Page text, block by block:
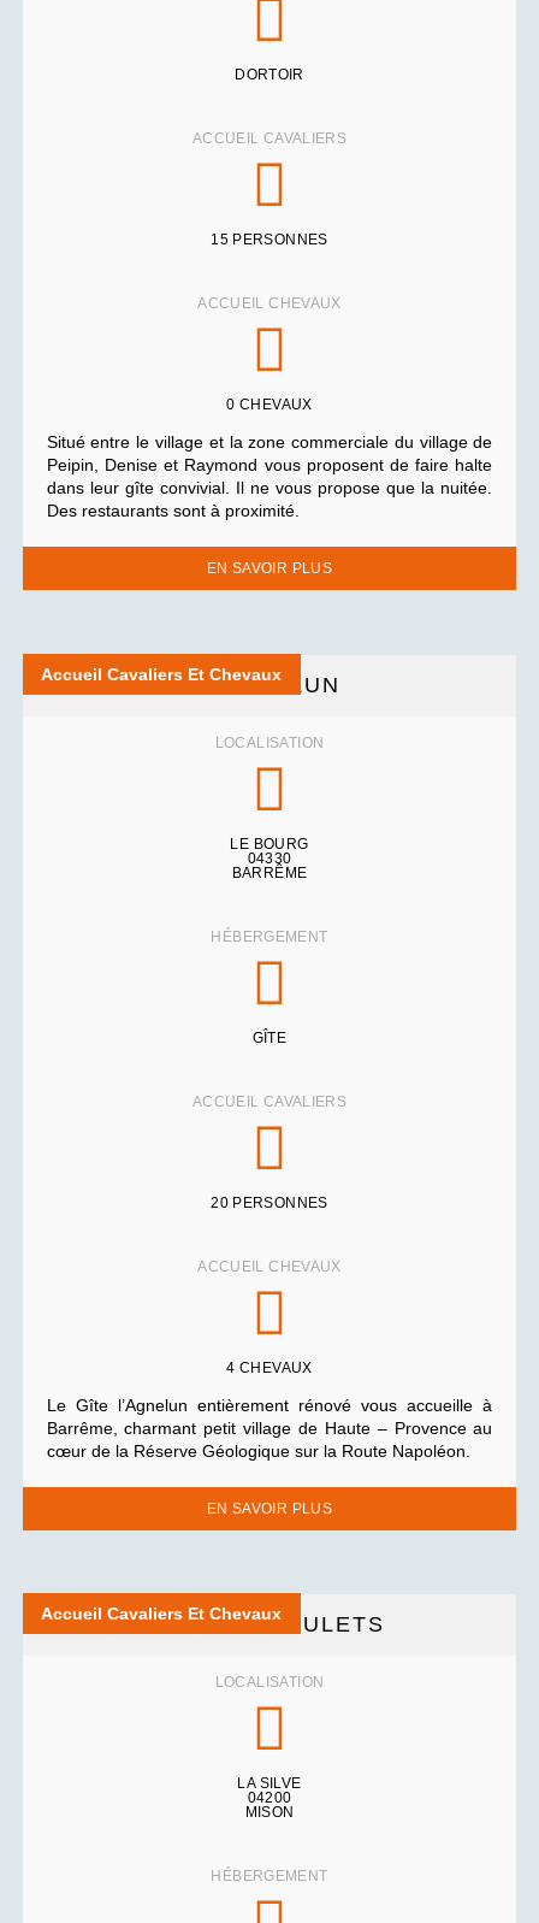
DORTOIR
ACCUEIL CAVALIERS
15 PERSONNES
ACCUEIL CHEVAUX
0 CHEVAUX
Situé entre le village et la zone commerciale du village de
Peipin, Denise et Raymond vous proposent de faire halte
dans leur gîte convivial. Il ne vous propose que la nuitée.
Des restaurants sont à proximité.
EN SAVOIR PLUS
Accueil Cavaliers Et Chevaux
L’AGNELUN
LOCALISATION
LE BOURG
04330
BARRÊME
HÉBERGEMENT
GÎTE
ACCUEIL CAVALIERS
20 PERSONNES
ACCUEIL CHEVAUX
4 CHEVAUX
Le Gîte l’Agnelun entièrement rénové vous accueille à
Barrême, charmant petit village de Haute – Provence au
cœur de la Réserve Géologique sur la Route Napoléon.
EN SAVOIR PLUS
Accueil Cavaliers Et Chevaux
LES COUDOULETS
LOCALISATION
LA SILVE
04200
MISON
HÉBERGEMENT